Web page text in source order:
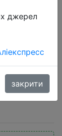
мАч,
джерел
закрити